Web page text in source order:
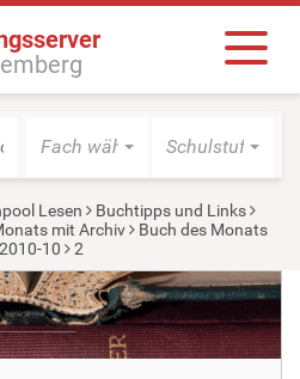
Fach wählen Schulstufe
Lesen
Buchtipps und Links
mit Archiv
Buch des Monats
2010-10 2